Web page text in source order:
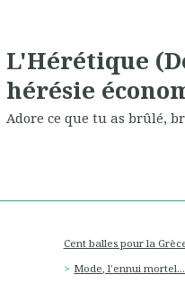
L'Hérétique
hérésie
Adore ce que tu as brûlé,
Cent balles pour la
Mode, l'ennui mortel...